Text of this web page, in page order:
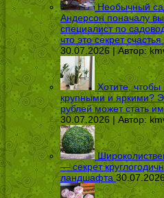
Необычный
Андерсон поначалу
специалист по
что это секрет
30.07.2026 | Автор:
Хотите,
крупными и яркими?
рублей может стать
30.07.2026 | Автор:
— секрет
ландшафта